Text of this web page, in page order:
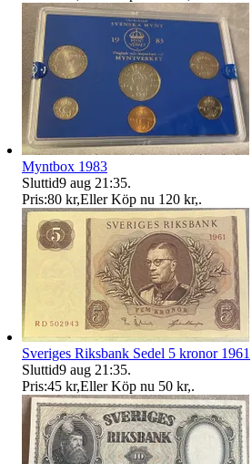
Myntbox 1983
Sluttid9 aug 21:35.
Pris:80 kr,Eller Köp nu 120 kr,.
Sveriges Riksbank Sedel 5 kronor 1961
Sluttid9 aug 21:35.
Pris:45 kr,Eller Köp nu 50 kr,.